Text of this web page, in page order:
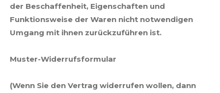
der Beschaffenheit, Eigenschaften und
Funktionsweise der Waren nicht notwendigen
Umgang mit ihnen zurückzuführen ist.
Muster-Widerrufsformular
(Wenn Sie den Vertrag widerrufen wollen, dann